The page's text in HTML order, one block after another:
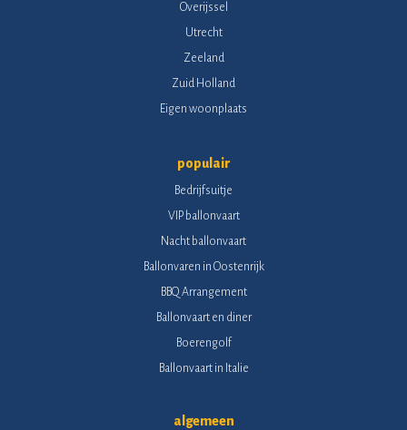
Overijssel
Utrecht
Zeeland
Zuid Holland
Eigen woonplaats
populair
Bedrijfsuitje
VIP ballonvaart
Nacht ballonvaart
Ballonvaren in Oostenrijk
BBQ Arrangement
Ballonvaart en diner
Boerengolf
Ballonvaart in Italie
algemeen